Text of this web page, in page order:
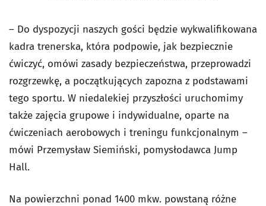
– Do dyspozycji naszych gości będzie wykwalifikowana
kadra trenerska, która podpowie, jak bezpiecznie
ćwiczyć, omówi zasady bezpieczeństwa, przeprowadzi
rozgrzewkę, a początkujących zapozna z podstawami
tego sportu. W niedalekiej przyszłości uruchomimy
także zajęcia grupowe i indywidualne, oparte na
ćwiczeniach aerobowych i treningu funkcjonalnym –
mówi Przemysław Siemiński, pomysłodawca Jump
Hall.
Na powierzchni ponad 1400 mkw. powstaną różne